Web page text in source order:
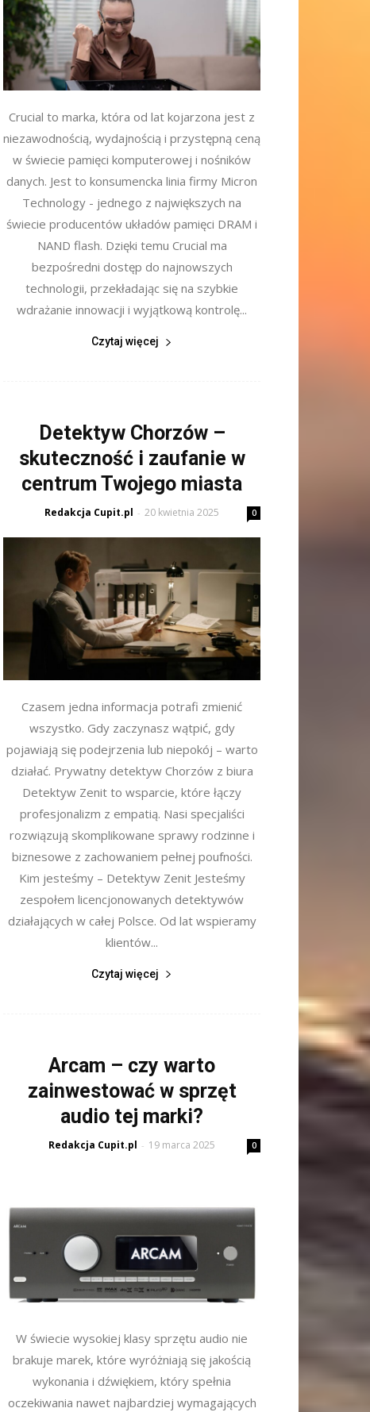
Crucial to marka, która od lat kojarzona jest z
niezawodnością, wydajnością i przystępną ceną
w świecie pamięci komputerowej i nośników
danych. Jest to konsumencka linia firmy Micron
Technology - jednego z największych na
świecie producentów układów pamięci DRAM i
NAND flash. Dzięki temu Crucial ma
bezpośredni dostęp do najnowszych
technologii, przekładając się na szybkie
wdrażanie innowacji i wyjątkową kontrolę...
Czytaj więcej
Detektyw Chorzów –
skuteczność i zaufanie w
centrum Twojego miasta
Redakcja Cupit.pl - 20 kwietnia 2025 0
Czasem jedna informacja potrafi zmienić
wszystko. Gdy zaczynasz wątpić, gdy
pojawiają się podejrzenia lub niepokój – warto
działać. Prywatny detektyw Chorzów z biura
Detektyw Zenit to wsparcie, które łączy
profesjonalizm z empatią. Nasi specjaliści
rozwiązują skomplikowane sprawy rodzinne i
biznesowe z zachowaniem pełnej poufności.
Kim jesteśmy – Detektyw Zenit Jesteśmy
zespołem licencjonowanych detektywów
działających w całej Polsce. Od lat wspieramy
klientów...
Czytaj więcej
Arcam – czy warto
zainwestować w sprzęt
audio tej marki?
Redakcja Cupit.pl - 19 marca 2025 0
W świecie wysokiej klasy sprzętu audio nie
brakuje marek, które wyróżniają się jakością
wykonania i dźwiękiem, który spełnia
oczekiwania nawet najbardziej wymagających